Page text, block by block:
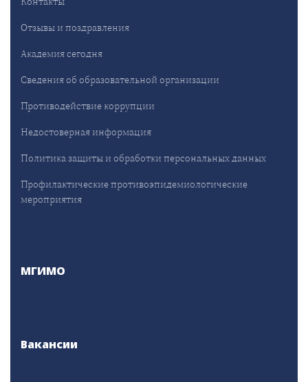
Отзывы и поздравления
Академия сегодня
Сведения об образовательной организации
Противодействие коррупции
Недостоверная информация
Политика защиты и обработки персональных данных
Профилактические противоэпидемиологические
мероприятия
МГИМО
Вакансии